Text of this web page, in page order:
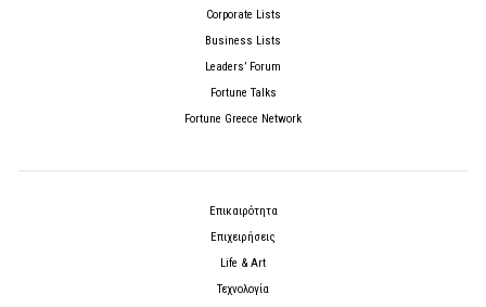
Corporate Lists
Business Lists
Leaders’ Forum
Fortune Talks
Fortune Greece Network
Επικαιρότητα
Επιχειρήσεις
Life & Art
Τεχνολογία